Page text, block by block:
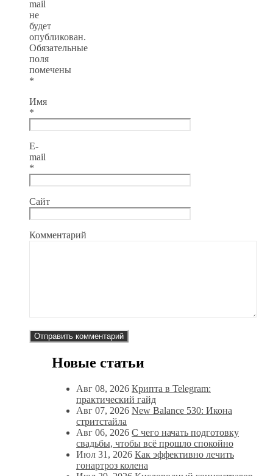
mail
не
будет
опубликован.
Обязательные
поля
помечены
*
Имя
*
E-
mail
*
Сайт
Комментарий
Новые статьи
Авг 08, 2026 Крипта в Telegram:
практический гайд
Авг 07, 2026 New Balance 530: Икона
стритстайла
Авг 06, 2026 С чего начать подготовку
свадьбы, чтобы всё прошло спокойно
Июл 31, 2026 Как эффективно лечить
гонартроз колена